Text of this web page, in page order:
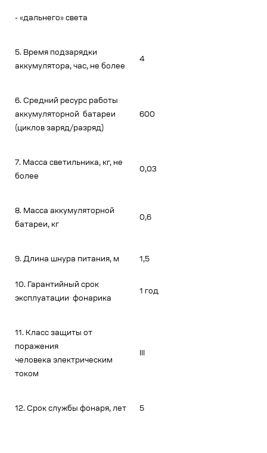
- «дальнего» света
5. Время подзарядки
аккумулятора, час, не более
4
6. Средний ресурс работы
аккумуляторной батареи
(циклов заряд/разряд)
600
7. Масса светильника, кг, не
более
0,03
8. Масса аккумуляторной
батареи, кг
0,6
9. Длина шнура питания, м 1,5
10. Гарантийный срок
эксплуатации фонарика
1 год
11. Класс защиты от
поражения
человека электрическим
током
12. Срок службы фонаря, лет 5